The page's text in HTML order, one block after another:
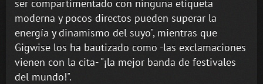
ser compartimentado con ninguna etiqueta
moderna y pocos directos pueden superar la
energía y dinamismo del suyo", mientras que
Gigwise los ha bautizado como -las exclamaciones
vienen con la cita- "¡la mejor banda de festivales
del mundo!".